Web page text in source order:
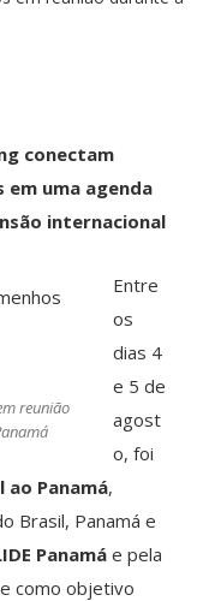
conectam
em uma agenda
internacional
reunião
Entre
os
dias 4
e 5 de
agost
o, foi
ao Panamá,
Brasil, Panamá e
Panamáe pela
como objetivo